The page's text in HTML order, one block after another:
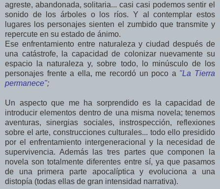
agreste, abandonada, solitaria... casi casi podemos sentir el
sonido de los árboles o los ríos. Y al contemplar estos
lugares los personajes sienten el zumbido que transmite y
repercute en su estado de ánimo.
Ese enfrentamiento entre naturaleza y ciudad después de
una catástrofe, la capacidad de colonizar nuevamente su
espacio la naturaleza y, sobre todo, lo minúsculo de los
personajes frente a ella, me recordó un poco a "La Tierra
permanece";
Un aspecto que me ha sorprendido es la capacidad de
introducir elementos dentro de una misma novela; tenemos
aventuras, sinergias sociales, instrospección, reflexiones
sobre el arte, construcciones culturales... todo ello presidido
por el enfrentamiento intergeneracional y la necesidad de
supervivencia. Además las tres partes que componen la
novela son totalmente diferentes entre sí, ya que pasamos
de una primera parte apocalíptica y evoluciona a una
distopía (todas ellas de gran intensidad narrativa).